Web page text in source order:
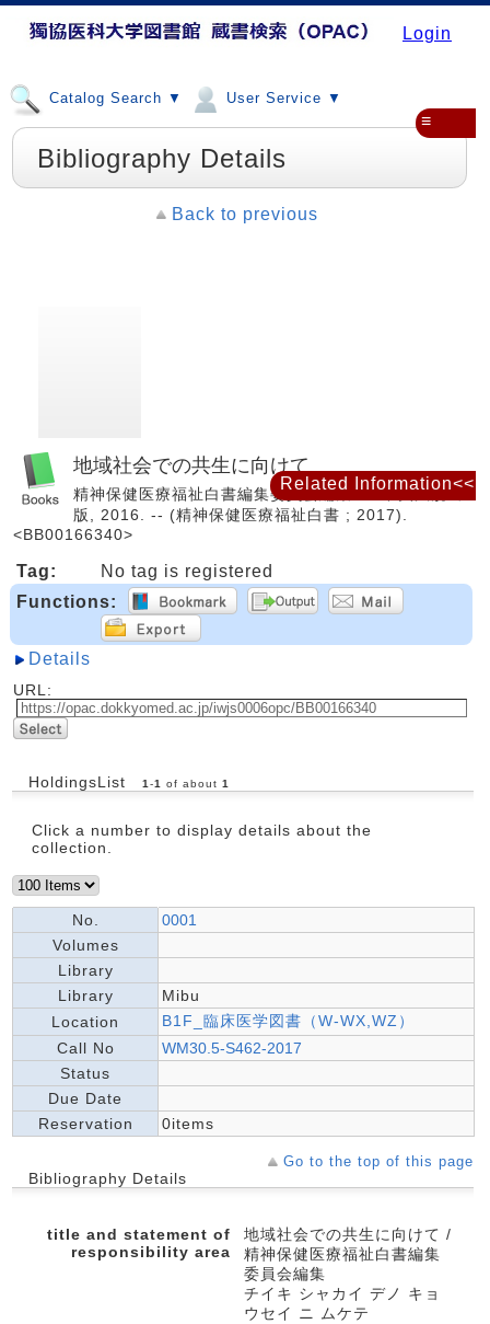
Login
Catalog Search ▼ User Service ▼
≡
Bibliography Details
Back to previous
地域社会での共生に向けて
精神保健医療福祉白書編集委員会編集. -- 中央法規出
版, 2016. -- (精神保健医療福祉白書 ; 2017).
<BB00166340>
Tag:
No tag is registered
Functions:
Details
URL:
HoldingsList 1-1 of about 1
Click a number to display details about the
collection.
No.
0001
Volumes
Library
Library
Mibu
Location
B1F_臨床医学図書（W-WX,WZ）
Call No
WM30.5-S462-2017
Status
Due Date
Reservation
0items
Go to the top of this page
Bibliography Details
title and statement of
responsibility area
地域社会での共生に向けて /
精神保健医療福祉白書編集
委員会編集
チイキ シャカイ デノ キョ
ウセイ ニ ムケテ
Related Information<<